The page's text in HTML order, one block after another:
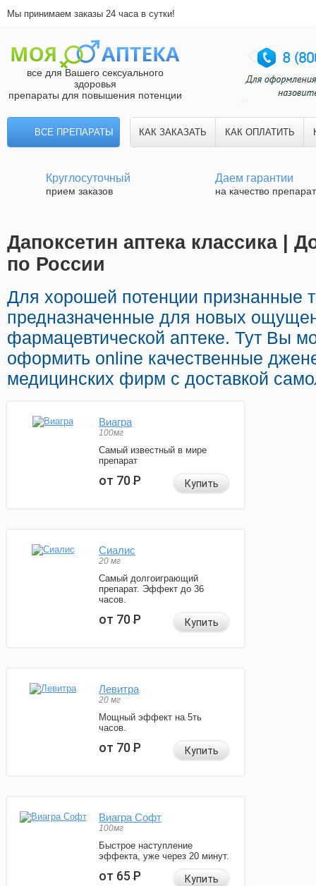
Мы принимаем заказы 24 часа в сутки!
все для Вашего сексуального
здоровья
препараты для повышения потенции
ВСЕ ПРЕПАРАТЫ КАК ЗАКАЗАТЬ КАК ОПЛАТИТЬ
Круглосуточный
прием заказов
Даем гарантии
на качество
Дапоксетин аптека классика |
по России
Для хорошей потенции признанные
предназначенные для новых
фармацевтической аптеке. Тут Вы
оформить online качественные
медицинских фирм с доставкой
Виагра
100мг
Самый известный в мире
препарат
от 70Р Купить
Сиалис
20 мг
Самый долгоиграющий
препарат. Эффект до 36
часов.
от 70Р Купить
Левитра
20 мг
Мощный эффект на 5ть
часов.
от 70Р Купить
Виагра Софт
100мг
Быстрое наступление
эффекта, уже через 20 минут.
от 65Р Купить